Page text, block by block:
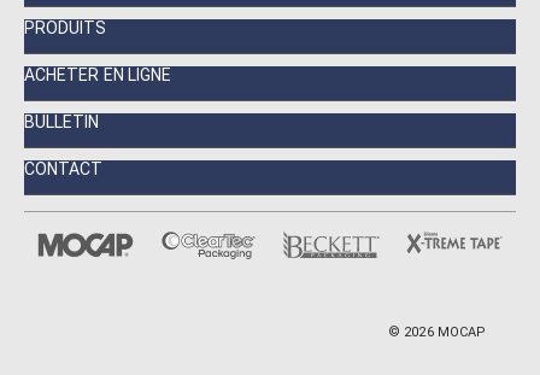
PRODUITS
ACHETER EN LIGNE
BULLETIN
CONTACT
© 2026 MOCAP